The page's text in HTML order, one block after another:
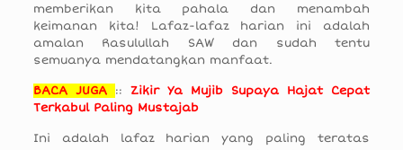
memberikan kita pahala dan menambah
keimanan kita! Lafaz-lafaz harian ini adalah
amalan Rasulullah SAW dan sudah tentu
semuanya mendatangkan manfaat.
BACA JUGA :: Zikir Ya Mujib Supaya Hajat Cepat
Terkabul Paling Mustajab
Ini adalah lafaz harian yang paling teratas